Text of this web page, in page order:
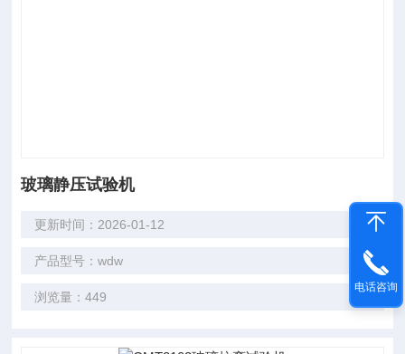
玻璃静压试验机
更新时间：2026-01-12
产品型号：wdw
浏览量：449
电话咨询